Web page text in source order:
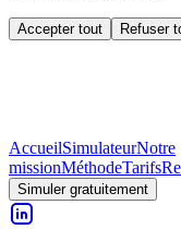
Accepter tout Refuser
AccueilSimulateurNotre
missionMéthodeTarifs
Simuler gratuitement